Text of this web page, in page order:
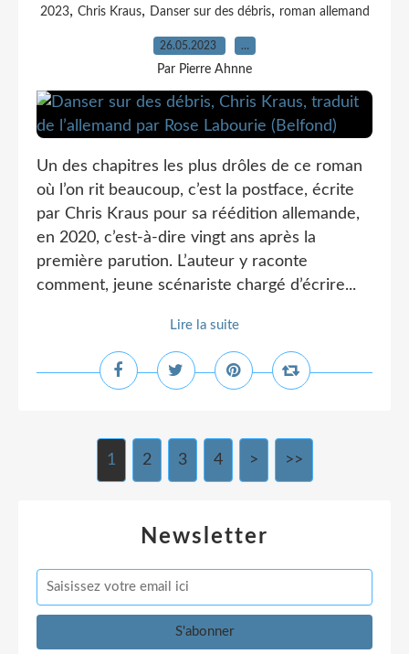
2023, Chris Kraus, Danser sur des débris, roman allemand
26.05.2023 …
Par Pierre Ahnne
Un des chapitres les plus drôles de ce roman
où l’on rit beaucoup, c’est la postface, écrite
par Chris Kraus pour sa réédition allemande,
en 2020, c’est-à-dire vingt ans après la
première parution. L’auteur y raconte
comment, jeune scénariste chargé d’écrire...
Lire la suite
1 2 3 4 > >>
Newsletter